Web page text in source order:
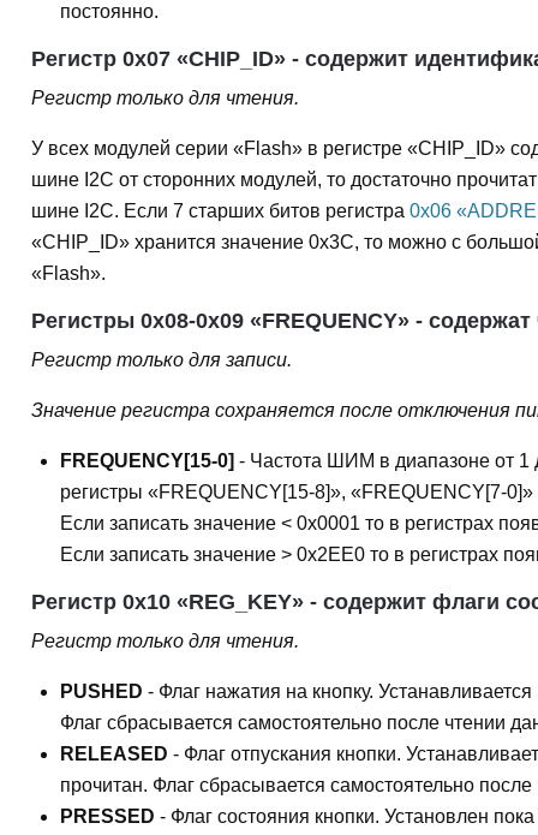
постоянно.
Регистр 0x07 «CHIP_ID» - содержит
Регистр только для чтения.
У всех модулей серии «Flash» в регистре «CHIP_ID»
шине I2C от сторонних модулей, то достаточно
шине I2C. Если 7 старших битов регистра 0x06
«CHIP_ID» хранится значение 0x3C, то можно с
«Flash».
Регистры 0x08-0x09 «FREQUENCY» -
Регистр только для записи.
Значение регистра сохраняется после отключения
FREQUENCY[15-0] - Частота ШИМ в диапазоне от 1
регистры «FREQUENCY[15-8]», «FREQUENCY[7-
Если записать значение < 0x0001 то в регистрах
Если записать значение > 0x2EE0 то в регистрах
Регистр 0x10 «REG_KEY» - содержит флаги
Регистр только для чтения.
PUSHED - Флаг нажатия на кнопку.
Флаг сбрасывается самостоятельно после чтении
RELEASED - Флаг отпускания кнопки.
прочитан. Флаг сбрасывается самостоятельно после
PRESSED - Флаг состояния кнопки. Установлен